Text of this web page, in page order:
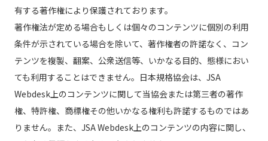
有する著作権により保護されております。
著作権法が定める場合もしくは個々のコンテンツに個別の利用
条件が示されている場合を除いて、著作権者の許諾なく、コン
テンツを複製、翻案、公衆送信等、いかなる目的、態様におい
ても利用することはできません。日本規格協会は、JSA
Webdesk上のコンテンツに関して当協会または第三者の著作
権、特許権、商標権その他いかなる権利も許諾するものではあ
りません。また、JSA Webdesk上のコンテンツの内容に関し、